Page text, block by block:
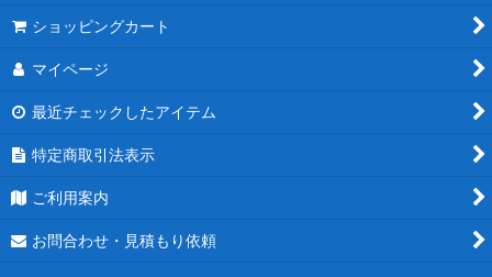
ショッピングカート
マイページ
最近チェックしたアイテム
特定商取引法表示
ご利用案内
お問合わせ・見積もり依頼